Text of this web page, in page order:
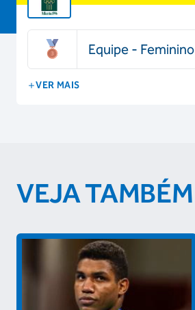
Equipe - Feminino
VER MAIS
VEJA TAMBÉM